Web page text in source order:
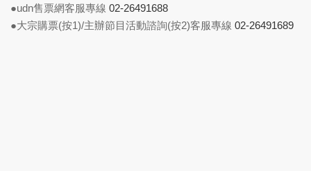
●udn售票網客服專線 02-26491688
●大宗購票(按1)/主辦節目活動諮詢(按2)客服專線 02-26491689